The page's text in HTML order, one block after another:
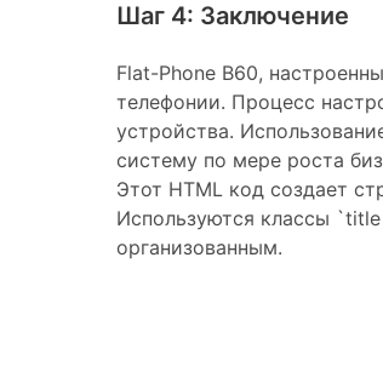
Шаг 4: Заключение
Flat-Phone B60,
телефонии. Процесс
устройства.
систему по мере роста
Этот HTML код создает
Используются классы
организованным.